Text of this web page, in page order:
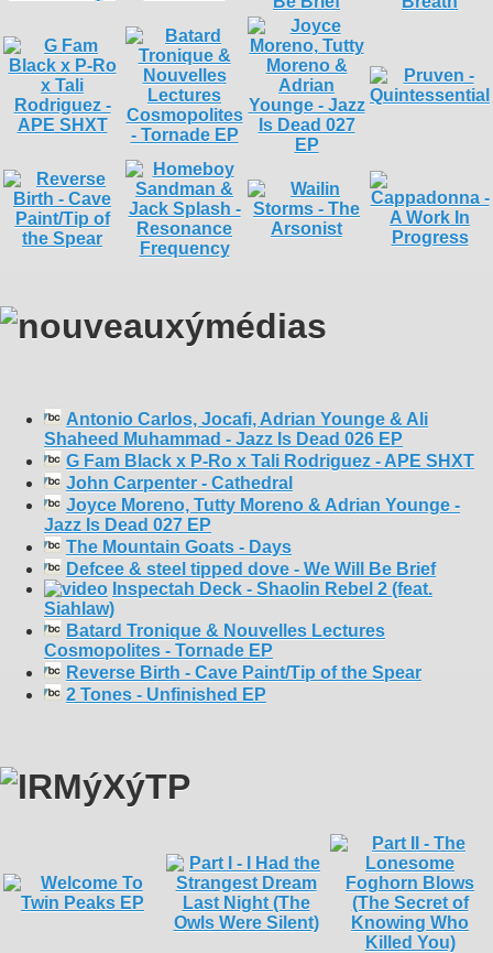
Antonio Carlos, Jocafi, Adrian Younge & Ali
Shaheed Muhammad - Jazz Is Dead 026 EP
G Fam Black x P-Ro x Tali Rodriguez - APE SHXT
John Carpenter - Cathedral
Joyce Moreno, Tutty Moreno & Adrian Younge -
Jazz Is Dead 027 EP
The Mountain Goats - Days
Defcee & steel tipped dove - We Will Be Brief
Inspectah Deck - Shaolin Rebel 2 (feat.
Siahlaw)
Batard Tronique & Nouvelles Lectures
Cosmopolites - Tornade EP
Reverse Birth - Cave Paint/Tip of the Spear
2 Tones - Unfinished EP